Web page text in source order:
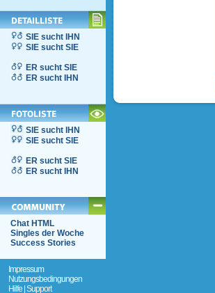
SIE sucht IHN
SIE sucht SIE
ER sucht SIE
ER sucht IHN
SIE sucht IHN
SIE sucht SIE
ER sucht SIE
ER sucht IHN
Chat HTML
Singles der Woche
Success Stories
Impressum
Nutzungsbedingungen
Hilfe | Support